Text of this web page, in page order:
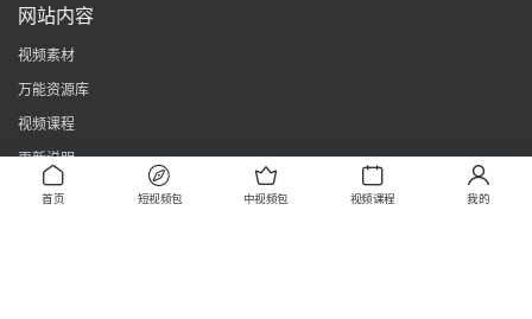
网站内容
视频素材
万能资源库
视频课程
更新说明
客服微信
首页 短视频包 中视频包 视频课程 我的